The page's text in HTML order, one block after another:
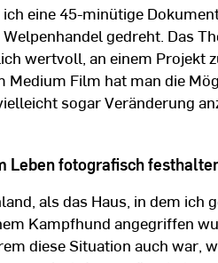
eine 45-minütige
gedreht. Das
wertvoll, an einem Projekt
Medium Film hat man die
sogar Veränderung
Leben fotografisch
als das Haus, in dem ich
Kampfhund angegriffen
diese Situation auch war,